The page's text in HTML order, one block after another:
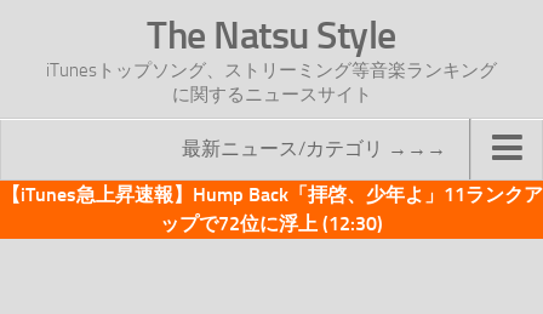
The Natsu Style
iTunesトップソング、ストリーミング等音楽ランキング
に関するニュースサイト
最新ニュース/カテゴリ →→→
TOP
【iTunes急上昇速報】Hump Back「拝啓、少年よ」11ランクア
ップで72位に浮上 (12:30)